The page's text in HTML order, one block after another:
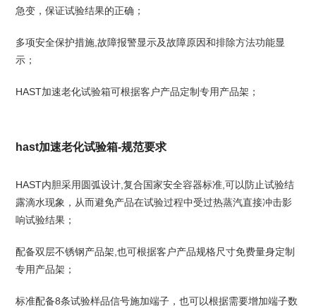
急变，保证试验结果的正确；
多项安全保护措施,故障报警显示及故障原因和排除方法功能显
示；
HAST加速老化试验箱可根据客户产品定制专用产品架；
hast加速老化试验箱-规范要求
HAST内胆采用圆弧设计,复合国家安全容器标准,可以防止试验结
露滴水现象，从而避免产品在试验过程中受过热蒸汽直接冲击影
响试验结果；
配备双层不锈钢产品架,也可根据客户产品规格尺寸免费量身定制
专用产品架；
标准配备8条试验样品信号施加端子，也可以根据需要增加端子数